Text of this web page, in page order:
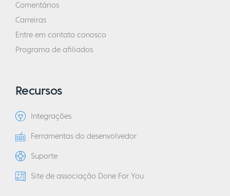
Comentários
Carreiras
Entre em contato conosco
Programa de afiliados
Recursos
Integrações
Ferramentas do desenvolvedor
Suporte
Site de associação Done For You